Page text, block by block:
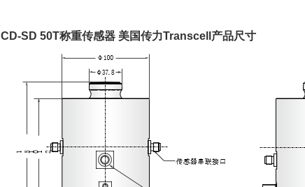
CD-SD 50T称重传感器 美国传力Transcell产品尺寸